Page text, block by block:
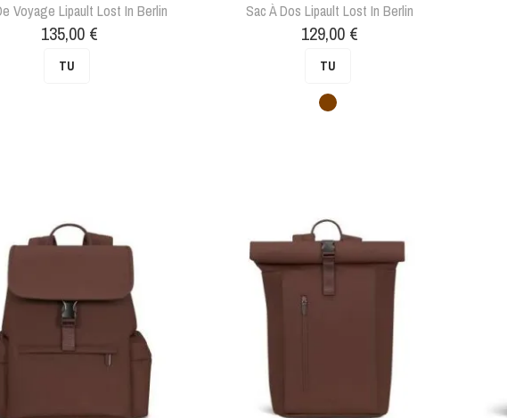
Voyage Lipault Lost In Berlin
Prix
135,00 €
TU
Sac À Dos Lipault Lost In Berlin
Prix
129,00 €
TU
Marron